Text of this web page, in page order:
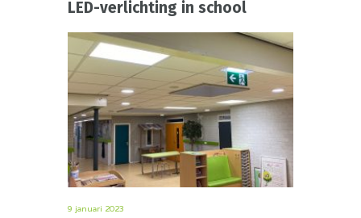
LED-verlichting in school
9 januari 2023